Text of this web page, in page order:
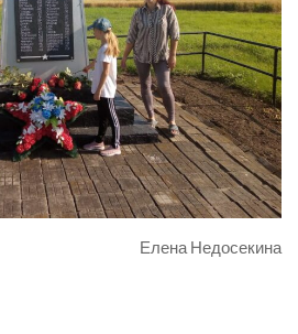
Елена Недосекина